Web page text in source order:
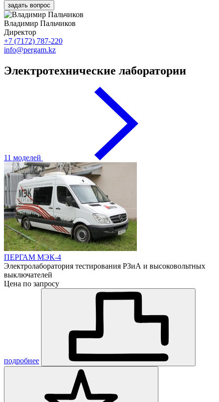
задать вопрос
Владимир Пальчиков
Директор
+7 (7172) 787-220
info@pergam.kz
Электротехнические лаборатории
11 моделей
ПЕРГАМ МЭК-4
Электролаборатория тестирования РЗиА и высоковольтных
выключателей
Цена по запросу
подробнее